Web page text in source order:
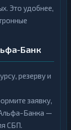
Это удобнее,
Банк
резерву и
заявку,
Альфа-Банка —
СБП.